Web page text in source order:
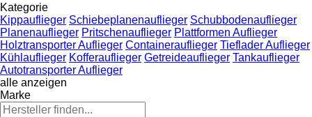
Kategorie
Kippauflieger Schiebeplanenauflieger Schubbodenauflieger
Planenauflieger Pritschenauflieger Plattformen Auflieger
Holztransporter Auflieger Containerauflieger Tieflader Auflieger
Kühlauflieger Kofferauflieger Getreideauflieger Tankauflieger
Autotransporter Auflieger
alle anzeigen
Marke